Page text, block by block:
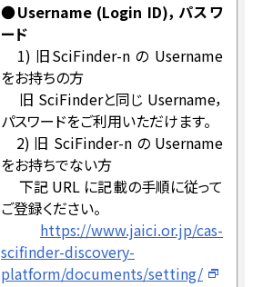
●Username (Login ID)，パスワ
ード
1) 旧SciFinder-n の Username
をお持ちの方
旧 SciFinderと同じ Username，
パスワードをご利用いただけます。
2) 旧 SciFinder-n の Username
をお持ちでない方
下記 URL に記載の手順に従って
ご登録ください。
https://www.jaici.or.jp/cas-
scifinder-discovery-
platform/documents/setting/